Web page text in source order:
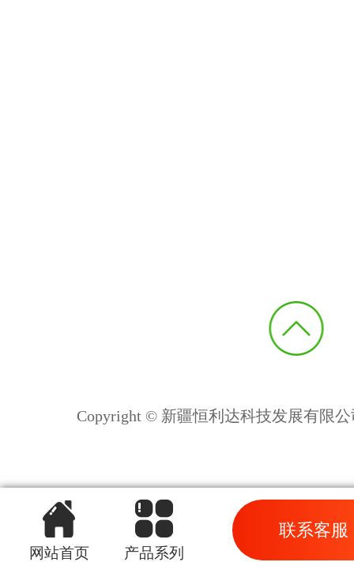
Copyright © 新疆恒利达科技发展有限
网站首页 产品系列
联系客服